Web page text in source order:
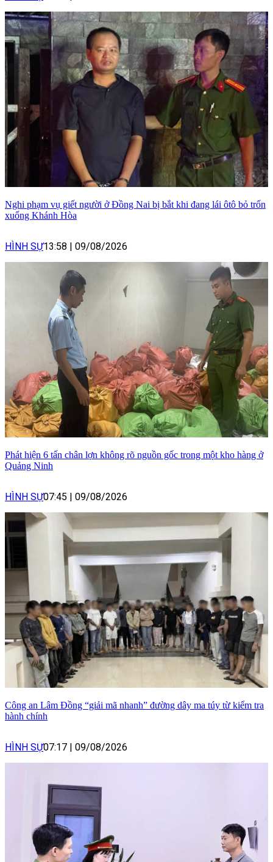
Nghi phạm vụ giết người ở Đồng Nai bị bắt khi đang lái ôtô bỏ trốn
xuống Khánh Hòa
HÌNH SỰ13:58 09/08/2026
Phát hiện 6 tấn chân lợn không rõ nguồn gốc trong một kho hàng ở
Quảng Ninh
HÌNH SỰ07:45 09/08/2026
Công an Lâm Đồng “giải mã nhanh” đường dây ma túy từ kiểm tra
hành chính
HÌNH SỰ07:17 09/08/2026